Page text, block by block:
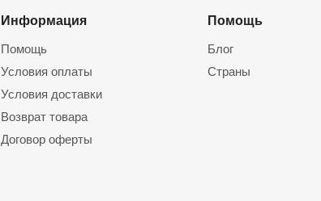
Информация
Помощь
Условия оплаты
Условия доставки
Возврат товара
Договор оферты
Помощь
Блог
Страны